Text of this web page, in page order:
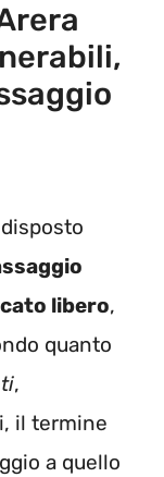
libero,
quanto
,
il termine
a quello